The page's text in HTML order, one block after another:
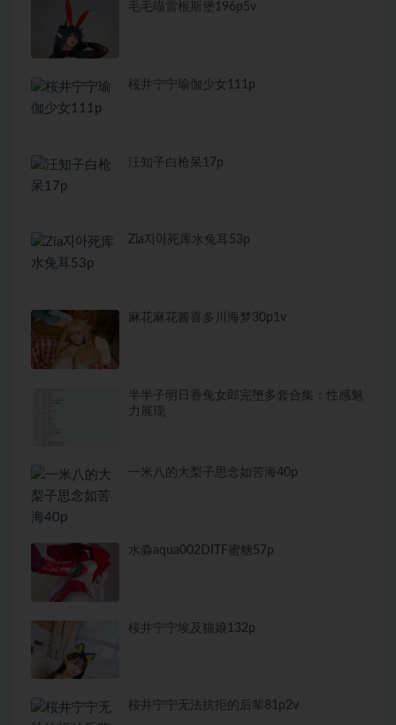
毛毛喵雷根斯堡196p5v
桜井宁宁瑜伽少女111p
汪知子白枪呆17p
Zia지아死库水兔耳53p
麻花麻花酱喜多川海梦30p1v
半半子明日香兔女郎完堕多套合集：性感魅
力展现
一米八的大梨子思念如苦海40p
水淼aqua002DITF蜜糖57p
桜井宁宁埃及猫娘132p
桜井宁宁无法抗拒的后辈81p2v